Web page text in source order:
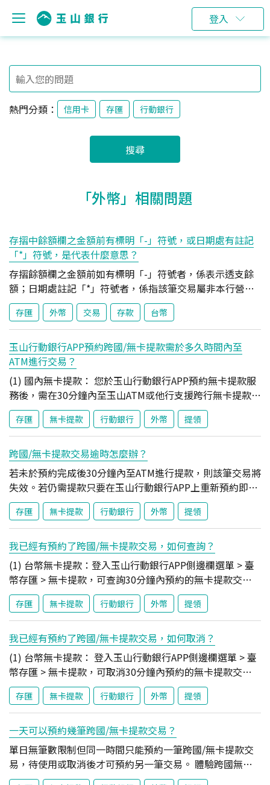
登入
熱門分類： 信用卡 存匯 行動銀行
搜尋
「外幣」相關問題
存摺中餘額欄之金額前有標明「-」符號，或日期處有註記
「*」符號，是代表什麼意思？
存摺餘額欄之金額前如有標明「-」符號者，係表示透支餘
額；日期處註記「*」符號者，係指該筆交易屬非本行營業
日進行之交易，本行實際帳務記帳日為該交易日期之次一營
業日。
存匯 外幣 交易 存款 台幣
玉山行動銀行APP預約跨國/無卡提款需於多久時間內至
ATM進行交易？
(1) 國內無卡提款： 您於玉山行動銀行APP預約無卡提款服
務後，需在30分鐘內至玉山ATM或他行支援跨行無卡提款功
能之ATM進行提款。逾時則該筆交易失效，若仍需提款只要
在APP上重新預約即可。 (2) 跨國無卡提款： 您於玉山行動
銀行APP預約跨國無卡提款服務後，需在30分鐘內至海外當
地有支援跨國無卡提款的ATM進行操作。逾時則該筆交易失
效，若仍需提款只要在APP上重新預約即可。 體驗跨國無卡
提款好便利 使用玉山行動銀行App，在泰國就能輕鬆提款
了解更多 .greenHeadTable tbody td { padding: 16px
12px !important; text-align: left !important; vertical-
align: middle !important; } .greenHeadTable tbody
tr td:first-child { padding: 16px 10px !important;
text-align: center !important; background-color:
#daf1f0 !important; vertical-align: middle !important;
}
存匯 無卡提款 行動銀行 外幣 提領
跨國/無卡提款交易逾時怎麼辦？
若未於預約完成後30分鐘內至ATM進行提款，則該筆交易將
失效。若仍需提款只要在玉山行動銀行APP上重新預約即
可。
存匯 無卡提款 行動銀行 外幣 提領
我已經有預約了跨國/無卡提款交易，如何查詢？
(1) 台幣無卡提款：登入玉山行動銀行APP側邊欄選單 > 臺
幣存匯 > 無卡提款，可查詢30分鐘內預約的無卡提款交
易。 (2) 外幣無卡提款：登入玉山行動銀行APP側邊欄選單
> 外幣存匯 > 無卡提款，可查詢30分鐘內預約的無卡提款交
易。 (3) 跨國無卡提款：登入玉山行動銀行APP側邊欄選單
> 外幣存匯 > 跨國無卡提款，可查詢30分鐘內預約的跨國無
卡提款交易。
存匯 無卡提款 行動銀行 外幣 提領
我已經有預約了跨國/無卡提款交易，如何取消？
(1) 台幣無卡提款： 登入玉山行動銀行APP側邊欄選單 > 臺
幣存匯 > 無卡提款，可取消30分鐘內預約的無卡提款交
易。 (2) 外幣無卡提款： 登入玉山行動銀行APP側邊欄選單
> 外幣存匯 > 無卡提款，可取消30分鐘內預約的無卡提款交
易。 (3) 跨國無卡提款： 登入玉山行動銀行APP側邊欄選單
> 外幣存匯 > 跨國無卡提款，可取消30分鐘內預約的跨國無
卡提款交易。
存匯 無卡提款 行動銀行 外幣 提領
一天可以預約幾筆跨國/無卡提款交易？
單日無筆數限制但同一時間只能預約一筆跨國/無卡提款交
易，待使用或取消後才可預約另一筆交易。 體驗跨國無卡
提款好便利 使用玉山行動銀行App，在泰國就能輕鬆提款